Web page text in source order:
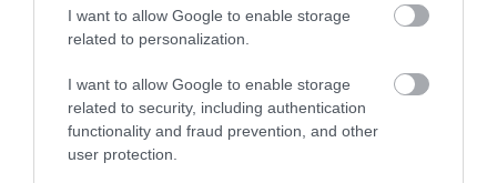
I want to allow Google to enable storage
related to personalization.
I want to allow Google to enable storage
related to security, including authentication
functionality and fraud prevention, and other
user protection.
TELJES SZAKÍTÁS JÖN A...
2026. augusztus 08